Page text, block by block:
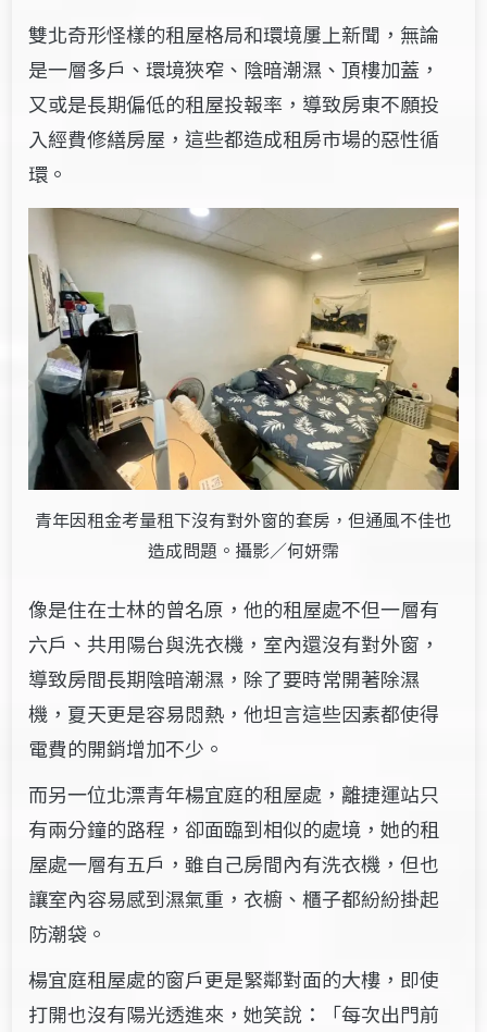
雙北奇形怪樣的租屋格局和環境屢上新聞，無論
是一層多戶、環境狹窄、陰暗潮濕、頂樓加蓋，
又或是長期偏低的租屋投報率，導致房東不願投
入經費修繕房屋，這些都造成租房市場的惡性循
環。
青年因租金考量租下沒有對外窗的套房，但通風不佳也
造成問題。攝影／何妍霈
像是住在士林的曾名原，他的租屋處不但一層有
六戶、共用陽台與洗衣機，室內還沒有對外窗，
導致房間長期陰暗潮濕，除了要時常開著除濕
機，夏天更是容易悶熱，他坦言這些因素都使得
電費的開銷增加不少。
而另一位北漂青年楊宜庭的租屋處，離捷運站只
有兩分鐘的路程，卻面臨到相似的處境，她的租
屋處一層有五戶，雖自己房間內有洗衣機，但也
讓室內容易感到濕氣重，衣櫥、櫃子都紛紛掛起
防潮袋。
楊宜庭租屋處的窗戶更是緊鄰對面的大樓，即使
打開也沒有陽光透進來，她笑說：「每次出門前